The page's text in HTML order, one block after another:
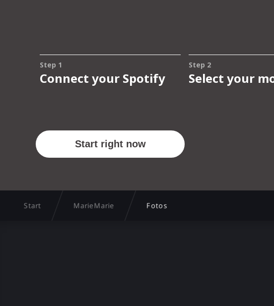
Start MarieMarie Fotos